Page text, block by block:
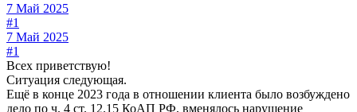
7 Май 2025
#1
7 Май 2025
#1
Всех приветствую!
Ситуация следующая.
Ещё в конце 2023 года в отношении клиента было возбуждено
дело по ч. 4 ст. 12.15 КоАП РФ, вменялось нарушение